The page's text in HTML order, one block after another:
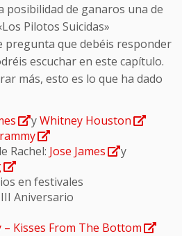
posibilidad de ganaros una de
Pilotos Suicidas»
pregunta que debéis responder
escuchar en este capítulo.
más, esto es lo que ha dado
yWhitney Houston
Rachel: Jose James
y
en festivales
Aniversario
– Kisses From The Bottom